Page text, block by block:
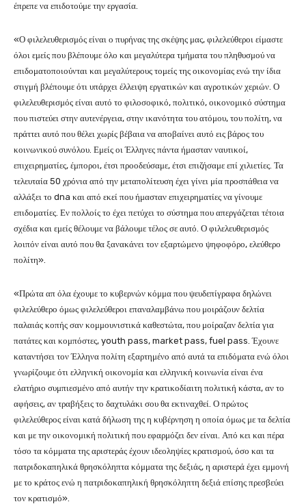
έπρεπε να επιδοτούμε την εργασία.
«Ο φιλελευθερισμός είναι ο πυρήνας της σκέψης μας, φιλελεύθεροι είμαστε
όλοι εμείς που βλέπουμε όλο και μεγαλύτερα τμήματα του πληθυσμού να
επιδοματοποιούνται και μεγαλύτερους τομείς της οικονομίας ενώ την ίδια
στιγμή βλέπουμε ότι υπάρχει έλλειψη εργατικών και αγροτικών χεριών. Ο
φιλελευθερισμός είναι αυτό το φιλοσοφικό, πολιτικό, οικονομικό σύστημα
που πιστεύει στην αυτενέργεια, στην ικανότητα του ατόμου, του πολίτη, να
πράττει αυτό που θέλει χωρίς βέβαια να αποβαίνει αυτό εις βάρος του
κοινωνικού συνόλου. Εμείς οι Έλληνες πάντα ήμασταν ναυτικοί,
επιχειρηματίες, έμποροι, έτσι προοδεύσαμε, έτσι επιζήσαμε επί χιλιετίες. Τα
τελευταία 50 χρόνια από την μεταπολίτευση έχει γίνει μία προσπάθεια να
αλλάξει το dna και από εκεί που ήμασταν επιχειρηματίες να γίνουμε
επιδοματίες. Εν πολλοίς το έχει πετύχει το σύστημα που απεργάζεται τέτοια
σχέδια και εμείς θέλουμε να βάλουμε τέλος σε αυτό. Ο φιλελευθερισμός
λοιπόν είναι αυτό που θα ξανακάνει τον εξαρτώμενο ψηφοφόρο, ελεύθερο
πολίτη».
«Πρώτα απ όλα έχουμε το κυβερνών κόμμα που ψευδεπίγραφα δηλώνει
φιλελεύθερο όμως φιλελεύθεροι επαναλαμβάνω που μοιράζουν δελτία
παλαιάς κοπής σαν κομμουνιστικά καθεστώτα, που μοίραζαν δελτία για
πατάτες και κομπόστες, youth pass, market pass, fuel pass. Έχουνε
καταντήσει τον Έλληνα πολίτη εξαρτημένο από αυτά τα επιδόματα ενώ όλοι
γνωρίζουμε ότι ελληνική οικονομία και ελληνική κοινωνία είναι ένα
ελατήριο συμπιεσμένο από αυτήν την κρατικοδίαιτη πολιτική κάστα, αν το
αφήσεις, αν τραβήξεις το δαχτυλάκι σου θα εκτιναχθεί. Ο πρώτος
φιλελεύθερος είναι κατά δήλωση της η κυβέρνηση η οποία όμως με τα δελτία
και με την οικονομική πολιτική που εφαρμόζει δεν είναι. Από κει και πέρα
τόσο τα κόμματα της αριστεράς έχουν ιδεοληψίες κρατισμού, όσο και τα
πατριδοκαπηλικά θρησκόληπτα κόμματα της δεξιάς, η αριστερά έχει εμμονή
με το κράτος ενώ η πατριδοκαπηλική θρησκόληπτη δεξιά επίσης πρεσβεύει
τον κρατισμό».